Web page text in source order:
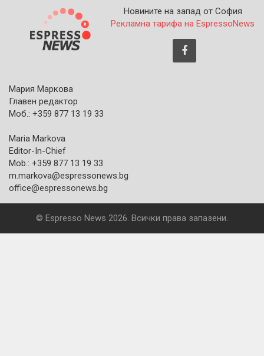
Новините на запад от София
Рекламна тарифа на EspressoNews
Мария Маркова
Главен редактор
Моб.: +359 877 13 19 33
Maria Markova
Editor-In-Chief
Mob.: +359 877 13 19 33
m.markova@espressonews.bg
office@espressonews.bg
© Espresso News 2026. Всички права запазени.